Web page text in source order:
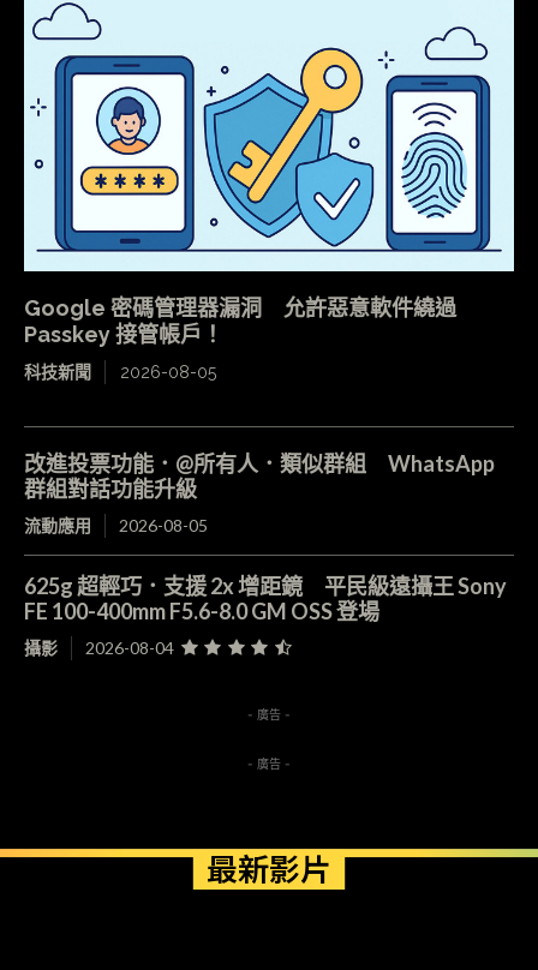
Google 密碼管理器漏洞 允許惡意軟件繞過
Passkey 接管帳戶！
科技新聞 2026-08-05
改進投票功能．@所有人．類似群組 WhatsApp
群組對話功能升級
流動應用 2026-08-05
625g 超輕巧．支援 2x 增距鏡 平民級遠攝王 Sony
FE 100-400mm F5.6-8.0 GM OSS 登場
攝影 2026-08-04
- 廣告 -
- 廣告 -
最新影片